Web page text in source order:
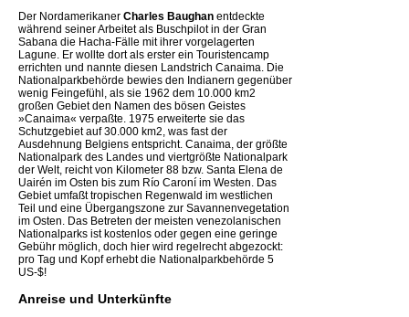
Der Nordamerikaner Charles Baughan entdeckte
während seiner Arbeitet als Buschpilot in der Gran
Sabana die Hacha-Fälle mit ihrer vorgelagerten
Lagune. Er wollte dort als erster ein Touristencamp
errichten und nannte diesen Landstrich Canaima. Die
Nationalparkbehörde bewies den Indianern gegenüber
wenig Feingefühl, als sie 1962 dem 10.000 km2
großen Gebiet den Namen des bösen Geistes
»Canaima« verpaßte. 1975 erweiterte sie das
Schutzgebiet auf 30.000 km2, was fast der
Ausdehnung Belgiens entspricht. Canaima, der größte
Nationalpark des Landes und viertgrößte Nationalpark
der Welt, reicht von Kilometer 88 bzw. Santa Elena de
Uairén im Osten bis zum Río Caroní im Westen. Das
Gebiet umfaßt tropischen Regenwald im westlichen
Teil und eine Übergangszone zur Savannenvegetation
im Osten. Das Betreten der meisten venezolanischen
Nationalparks ist kostenlos oder gegen eine geringe
Gebühr möglich, doch hier wird regelrecht abgezockt:
pro Tag und Kopf erhebt die Nationalparkbehörde 5
US-$!
Anreise und Unterkünfte